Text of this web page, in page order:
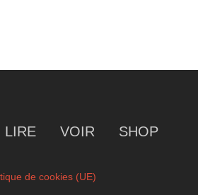
LIRE VOIR SHOP
de cookies (UE)